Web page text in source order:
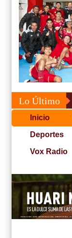
Lo Último
Inicio
Deportes
Vox Radio